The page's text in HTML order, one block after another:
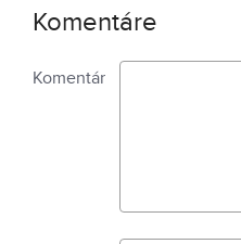
Komentáre
Komentár